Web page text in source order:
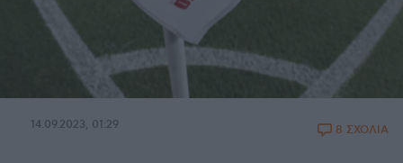
14.09.2023, 01:29 8 ΣΧΟΛΙΑ